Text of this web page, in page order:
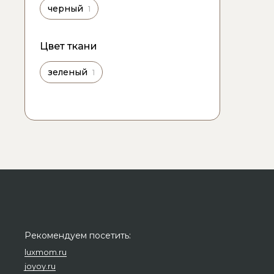
черный 1
Цвет ткани
зеленый 1
Рекомендуем посетить:
luxmom.ru
joyoy.ru